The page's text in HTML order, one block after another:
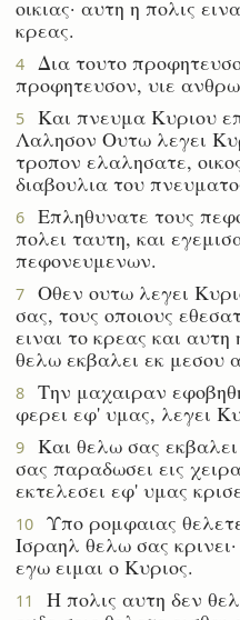
οικιας· αυτη η πολις
κρεας.
4
Δια τουτο
προφητευσον, υιε
5
Και πνευμα Κυριου
Λαλησον Ουτω λεγει
τροπον ελαλησατε,
διαβουλια του
6
Επληθυνατε τους
πολει ταυτη, και
πεφονευμενων.
7
Οθεν ουτω λεγει
σας, τους οποιους
ειναι το κρεας και
θελω εκβαλει εκ μεσου
8
Την μαχαιραν
φερει εφ' υμας, λεγει
9
Και θελω σας
σας παραδωσει εις
εκτελεσει εφ' υμας
10
Υπο ρομφαιας θελετε
Ισραηλ θελω σας
εγω ειμαι ο Κυριος.
11
Η πολις αυτη δεν